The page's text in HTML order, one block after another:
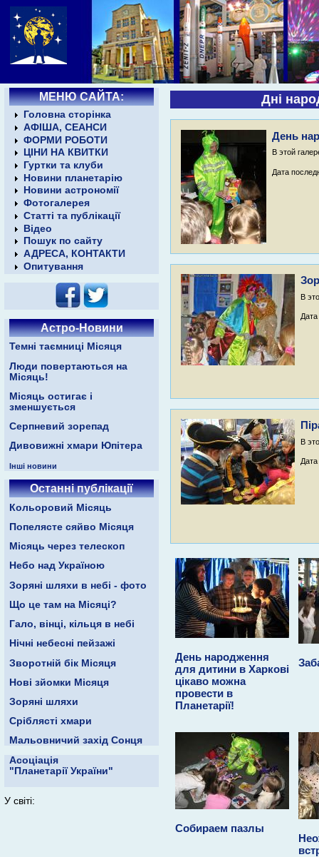
МЕНЮ САЙТА:
Головна сторінка
АФІША, СЕАНСИ
ФОРМИ РОБОТИ
ЦІНИ НА КВИТКИ
Гуртки та клуби
Новини планетарію
Новини астрономії
Фотогалерея
Статті та публікації
Відео
Пошук по сайту
АДРЕСА, КОНТАКТИ
Опитування
Астро-Новини
Темні таємниці Місяця
Люди повертаються на
Місяць!
Місяць остигає і
зменшується
Серпневий зорепад
Дивовижні хмари Юпітера
Інші новини
Останні публікації
Кольоровий Місяць
Попелясте сяйво Місяця
Місяць через телескоп
Небо над Україною
Зоряні шляхи в небі - фото
Що це там на Місяці?
Гало, вінці, кільця в небі
Нічні небесні пейзажі
Зворотній бік Місяця
Нові зйомки Місяця
Зоряні шляхи
Сріблясті хмари
Мальовничий захід Сонця
Асоціація
"Планетарії України"
У світі:
Дні
День
В этой
Дата
В
Дата
В
День народження
для дитини в Харкові
цікаво можна
провести в
Планетарії!
Собираем пазлы